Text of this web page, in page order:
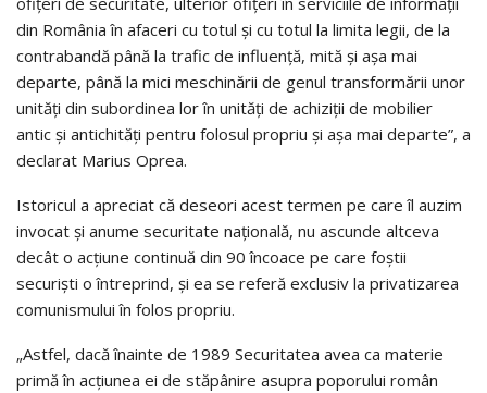
din România în afaceri cu totul şi cu totul la limita legii, de la
contrabandă până la trafic de influenţă, mită şi aşa mai
departe, până la mici meschinării de genul transformării unor
unităţi din subordinea lor în unităţi de achiziţii de mobilier
antic şi antichităţi pentru folosul propriu şi aşa mai departe”, a
declarat Marius Oprea.
Istoricul a apreciat că deseori acest termen pe care îl auzim
invocat şi anume securitate naţională, nu ascunde altceva
decât o acţiune continuă din 90 încoace pe care foştii
securişti o întreprind, şi ea se referă exclusiv la privatizarea
comunismului în folos propriu.
„Astfel, dacă înainte de 1989 Securitatea avea ca materie
primă în acţiunea ei de stăpânire asupra poporului român